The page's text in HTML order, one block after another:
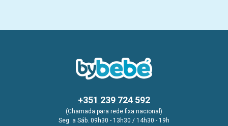
+351 239 724 592
(Chamada para rede fixa nacional)
Seg. a Sáb. 09h30 - 13h30 / 14h30 - 19h